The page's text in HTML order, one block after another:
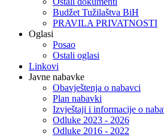
Budžet Tužilaštva BiH
PRAVILA PRIVATNOSTI
Oglasi
Posao
Ostali oglasi
Linkovi
Javne nabavke
Obavještenja o nabavci
Plan nabavki
Izvještaji i informacije o
Odluke 2023 - 2026
Odluke 2016 - 2022